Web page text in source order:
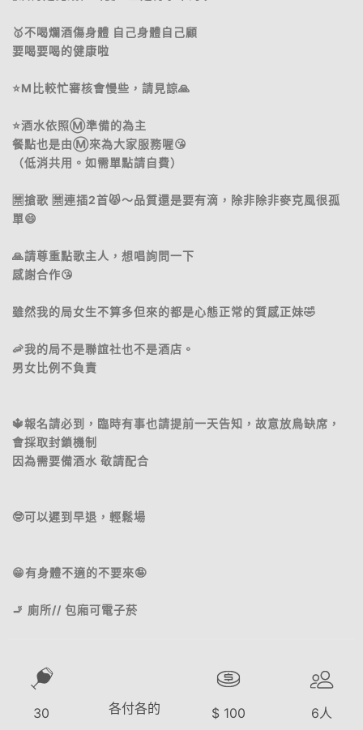
🥇不喝爛酒傷身體 自己身體自己顧
要喝要喝的健康啦
⭐️M比較忙審核會慢些，請見諒🙏
⭐️酒水依照Ⓜ️準備的為主
餐點也是由Ⓜ️來為大家服務喔😘
（低消共用。如需單點請自費）
🈲️搶歌 🈲️連插2首😾～品質還是要有滴，除非除非麥克風很孤
單😄
🙏請尊重點歌主人，想唱詢問一下
感謝合作😘
雖然我的局女生不算多但來的都是心態正常的質感正妹🤣
🦐我的局不是聯誼社也不是酒店。
男女比例不負責
🔱報名請必到，臨時有事也請提前一天告知，故意放鳥缺席，
會採取封鎖機制
因為需要備酒水 敬請配合
🤓可以遲到早退，輕鬆場
😁有身體不適的不要來🤪
🚬 廁所// 包廂可電子菸
30 各付各的 $ 100 6人